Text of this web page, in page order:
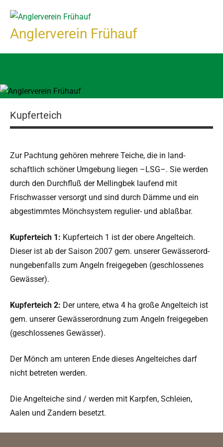
Inhalt
springen
Anglerverein Frühauf
Kupferteich
Zur Pach­tung gehören mehrere Teiche, die in land­
schaftlich schön­er Umge­bung liegen –LSG–. Sie wer­den
durch den Durch­fluß der Melling­bek laufend mit
Frischwass­er ver­sorgt und sind durch Dämme und ein
abges­timmtes Mönch­sys­tem reg­uli­er- und ablaßbar.
Kupfer­te­ich 1: Kupfer­te­ich 1 ist der obere Angel­te­ich.
Dieser ist ab der Sai­son 2007 gem. unser­er Gewässerord­
nungeben­falls zum Angeln freigegeben (geschlossenes
Gewässer).
Kupfer­te­ich 2: Der untere, etwa 4 ha große Angel­te­ich ist
gem. unser­er Gewässerord­nung zum Angeln freigegeben
(geschlossenes Gewässer).
Der Mönch am unteren Ende dieses Angel­te­ich­es darf
nicht betreten werden.
Die Angel­te­iche sind / wer­den mit Karpfen, Schleien,
Aalen und Zan­dern besetzt.